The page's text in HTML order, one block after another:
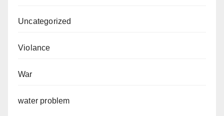
Uncategorized
Violance
War
water problem